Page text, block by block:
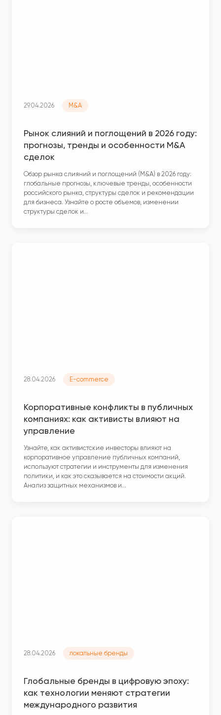
29.04.2026 M&A
Рынок слияний и поглощений в 2026 году:
прогнозы, тренды и особенности M&A
сделок
Обзор рынка слияний и поглощений (M&A) в 2026 году:
глобальные прогнозы, ключевые тренды, особенности
российского рынка, структуры сделок и рекомендации
для бизнеса. Узнайте о росте объемов, изменении
структуры сделок и…
28.04.2026 E-commerce
Корпоративные конфликты в публичных
компаниях: как активисты влияют на
управление
Узнайте, как активистские инвесторы влияют на
корпоративное управление публичных компаний,
используют стратегии и инструменты для изменения
политики, и как это сказывается на стоимости акций.
Анализ защитных механизмов и…
28.04.2026 локальные бренды
Глобальные бренды в цифровую эпоху:
как технологии меняют стратегии
международного развития